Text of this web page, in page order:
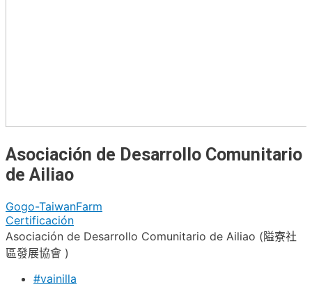
Asociación de Desarrollo Comunitario
de Ailiao
Gogo-TaiwanFarm
Certificación
Asociación de Desarrollo Comunitario de Ailiao (隘寮社
區發展協會 )
#vainilla